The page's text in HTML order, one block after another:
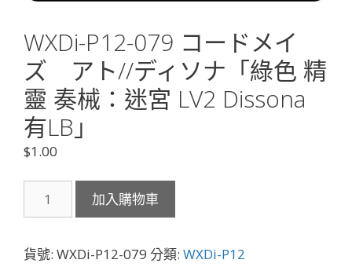
WXDi-P12-079 コードメイ
ズ アト//ディソナ「綠色 精
靈 奏械：迷宮 LV2 Dissona
有LB」
$1.00
P12-
コ
加入購物車
貨號: WXDi-P12-079 分類: WXDi-P12